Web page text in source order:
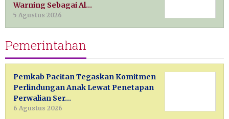
Warning Sebagai Al…
5 Agustus 2026
Pemerintahan
Pemkab Pacitan Tegaskan Komitmen
Perlindungan Anak Lewat Penetapan
Perwalian Ser…
6 Agustus 2026